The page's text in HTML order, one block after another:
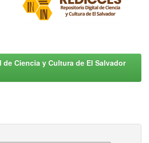
Ciencia y Cultura de El Salvador